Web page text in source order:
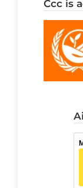
ccc is